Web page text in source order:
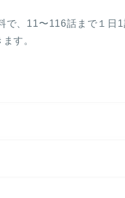
で、11〜116話まで１日
す。